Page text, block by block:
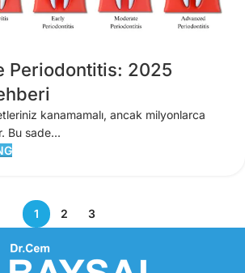
Periodontitis: 2025
kanamamalı, ancak milyonlarca
Bu sade...
1 2 3